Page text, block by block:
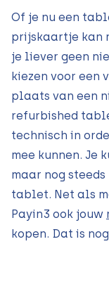
Of je nu een
prijskaartje kan
je liever geen
kiezen voor een
plaats van een
refurbished
technisch in
mee kunnen. Je
maar nog
tablet. Net als
Payin3 ook jouw
kopen. Dat is